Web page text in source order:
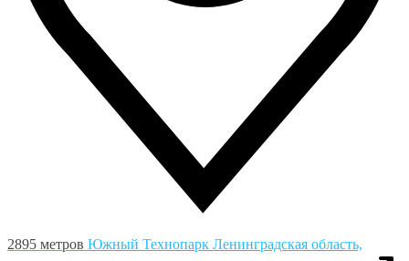
2895 метров Южный Технопарк Ленинградская область,